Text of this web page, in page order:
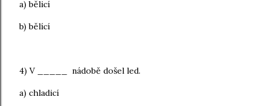
a) bělicí
b) bělící
4) V _____ nádobě došel led.
a) chladicí